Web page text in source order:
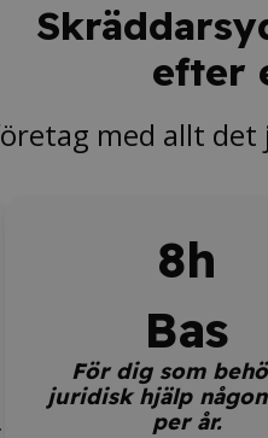
efter
med allt
8h
Bas
För dig som
juridisk hjälp
per år.